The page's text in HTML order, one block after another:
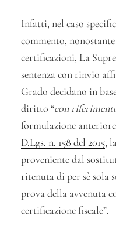
Infatti, nel caso
commento,
certificazioni, La
sentenza con rinvio
Grado decidano in
diritto “con
formulazione
D.Lgs. n. 158 del 2015,
proveniente dal
ritenuta di per sè sola
prova della avvenuta
certificazione fiscale”.